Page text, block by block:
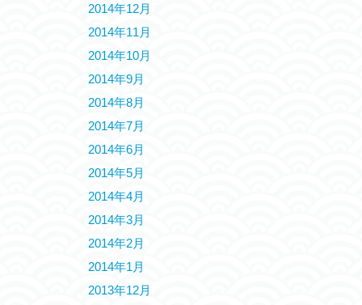
2014年12月
2014年11月
2014年10月
2014年9月
2014年8月
2014年7月
2014年6月
2014年5月
2014年4月
2014年3月
2014年2月
2014年1月
2013年12月